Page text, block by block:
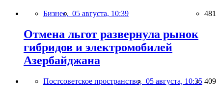
Бизнес, 05 августа, 10:39 481
Отмена льгот развернула рынок
гибридов и электромобилей
Азербайджана
Постсоветское пространство, 05 августа, 10:35 409